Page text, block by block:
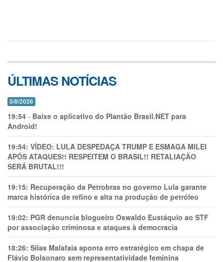
ÚLTIMAS NOTÍCIAS
5/8/2026
19:54 - Baixe o aplicativo do Plantão Brasil.NET para
Android!
19:54: VÍDEO: LULA DESPEDAÇA TRUMP E ESMAGA MILEI
APÓS ATAQUES!! RESPEITEM O BRASIL!! RETALIAÇÃO
SERÁ BRUTAL!!!
19:15: Recuperação da Petrobras no governo Lula garante
marca histórica de refino e alta na produção de petróleo
19:02: PGR denuncia blogueiro Oswaldo Eustáquio ao STF
por associação criminosa e ataques à democracia
18:26: Silas Malafaia aponta erro estratégico em chapa de
Flávio Bolsonaro sem representatividade feminina